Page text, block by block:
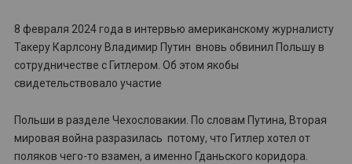
8 февраля 2024 года в интервью американскому журналисту
Такеру Карлсону Владимир Путин вновь обвинил Польшу в
сотрудничестве с Гитлером. Об этом якобы
свидетельствовало участие
Польши в разделе Чехословакии. По словам Путина, Вторая
мировая война разразилась потому, что Гитлер хотел от
поляков чего-то взамен, а именно Гданьского коридора.